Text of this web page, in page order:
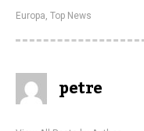
Europa, Top News
petre